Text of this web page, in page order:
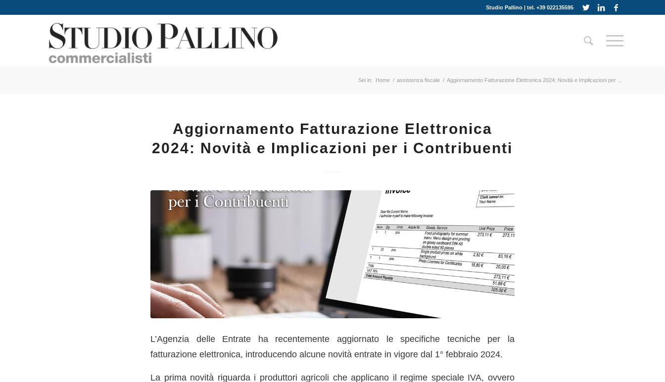
Studio Pallino | tel. +39 022135595
Sei in: Home / assistenza fiscale / Aggiornamento Fatturazione Elettronica 2024: Novità e Implicazioni per ...
Aggiornamento Fatturazione Elettronica
2024: Novità e Implicazioni per i Contribuenti
L’Agenzia delle Entrate ha recentemente aggiornato le specifiche tecniche per la
fatturazione elettronica, introducendo alcune novità entrate in vigore dal 1° febbraio 2024.
La prima novità riguarda i produttori agricoli che applicano il regime speciale IVA, ovvero